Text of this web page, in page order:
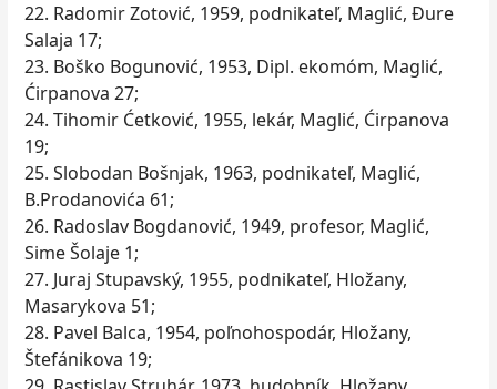
22. Radomir Zotović, 1959, podnikateľ, Maglić, Đure
Salaja 17;
23. Boško Bogunović, 1953, Dipl. ekomóm, Maglić,
Ćirpanova 27;
24. Tihomir Ćetković, 1955, lekár, Maglić, Ćirpanova
19;
25. Slobodan Bošnjak, 1963, podnikateľ, Maglić,
B.Prodanovića 61;
26. Radoslav Bogdanović, 1949, profesor, Maglić,
Sime Šolaje 1;
27. Juraj Stupavský, 1955, podnikateľ, Hložany,
Masarykova 51;
28. Pavel Balca, 1954, poľnohospodár, Hložany,
Štefánikova 19;